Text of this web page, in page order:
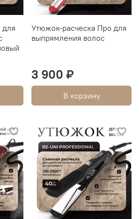
Утюжок-расческа Про для
выпрямления волос
3 900 ₽
В корзину